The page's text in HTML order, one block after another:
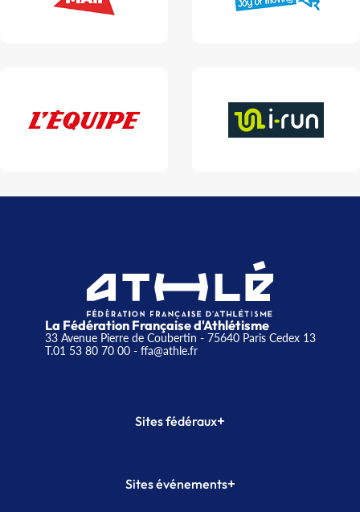
La Fédération Française d'Athlétisme
33 Avenue Pierre de Coubertin - 75640 Paris Cedex 13
T.01 53 80 70 00- ffa@athle.fr
Sites fédéraux+
Plateforme Formation
Sites événements+